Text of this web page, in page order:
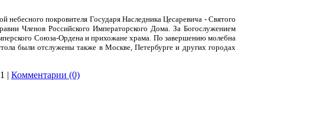
небесного покровителя Государя Наследника Цесаревича - Святого
Членов Российского Императорского Дома. За Богослужением
Союза-Ордена и прихожане храма. По завершению молебна
были отслужены также в Москве, Петербурге и других городах
| Комментарии (0)